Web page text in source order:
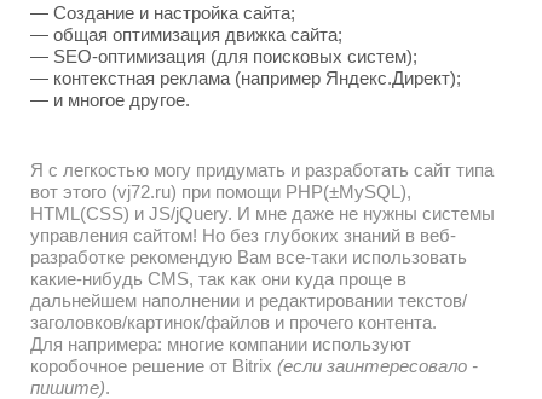
— Создание и настройка сайта;
— общая оптимизация движка сайта;
— SEO-оптимизация (для поисковых систем);
— контекстная реклама (например Яндекс.Директ);
— и многое другое.
Я с легкостью могу придумать и разработать сайт типа
вот этого (vj72.ru) при помощи PHP(±MySQL),
HTML(CSS) и JS/jQuery. И мне даже не нужны системы
управления сайтом! Но без глубоких знаний в веб-
разработке рекомендую Вам все-таки использовать
какие-нибудь CMS, так как они куда проще в
дальнейшем наполнении и редактировании текстов/
заголовков/картинок/файлов и прочего контента.
Для напримера: многие компании используют
коробочное решение от Bitrix (если заинтересовало -
пишите).